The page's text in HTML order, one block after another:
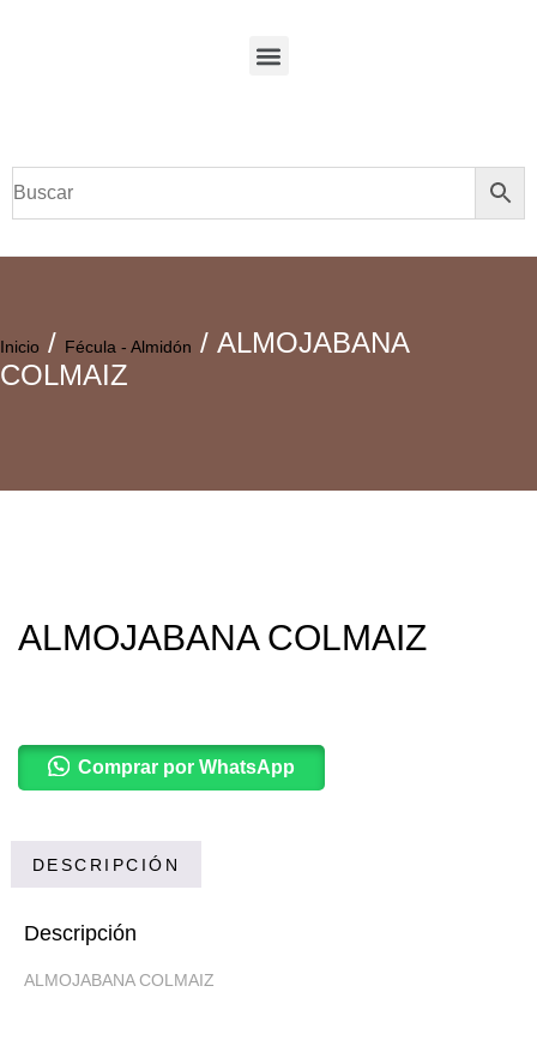
Inicio / Fécula - Almidón / ALMOJABANA
COLMAIZ
ALMOJABANA COLMAIZ
Comprar por WhatsApp
DESCRIPCIÓN
Descripción
ALMOJABANA COLMAIZ